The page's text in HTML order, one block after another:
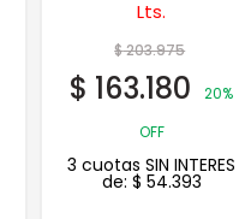
Lts.
$203.975
$ 163.180
20%
OFF
3 cuotas SIN INTERES
de: $ 54.393